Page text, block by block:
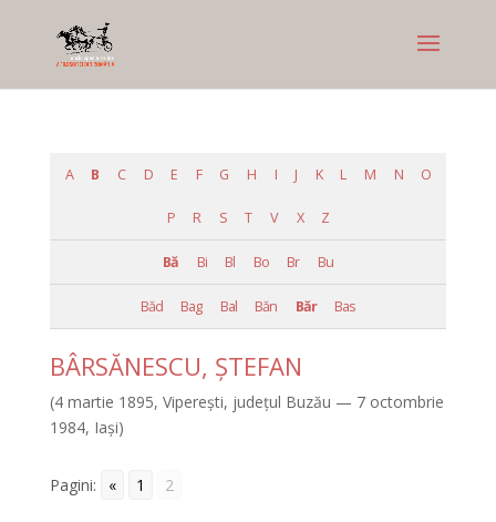
A B C D E F G H I J K L M N O
P R S T V X Z
Bă Bi Bl Bo Br Bu
Băd Bag Bal Băn Băr Bas
BÂRSĂNESCU, ŞTEFAN
(4 martie 1895, Vipereşti, judeţul Buzău — 7 octombrie
1984, Iaşi)
Pagini: « 1 2